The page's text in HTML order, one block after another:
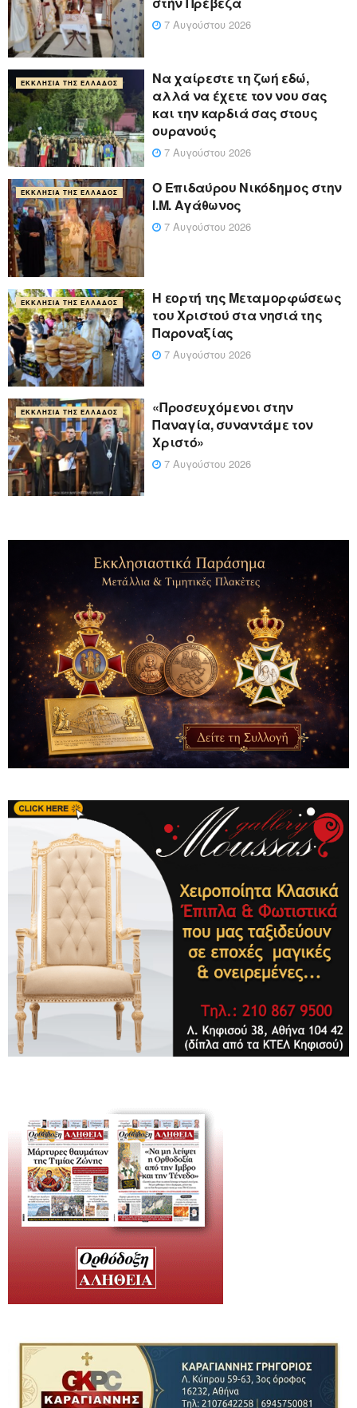
7 Αυγούστου 2026
ΕΚΚΛΗΣΊΑ ΤΗΣ ΕΛΛΆΔΟΣ
Να χαίρεστε τη ζωή εδώ,
αλλά να έχετε τον νου σας
και την καρδιά σας στους
ουρανούς
7 Αυγούστου 2026
ΕΚΚΛΗΣΊΑ ΤΗΣ ΕΛΛΆΔΟΣ
Ο Επιδαύρου Νικόδημος στην
Ι.Μ. Αγάθωνος
7 Αυγούστου 2026
ΕΚΚΛΗΣΊΑ ΤΗΣ ΕΛΛΆΔΟΣ
Η εορτή της Μεταμορφώσεως
του Χριστού στα νησιά της
Παροναξίας
7 Αυγούστου 2026
ΕΚΚΛΗΣΊΑ ΤΗΣ ΕΛΛΆΔΟΣ
«Προσευχόμενοι στην
Παναγία, συναντάμε τον
Χριστό»
7 Αυγούστου 2026